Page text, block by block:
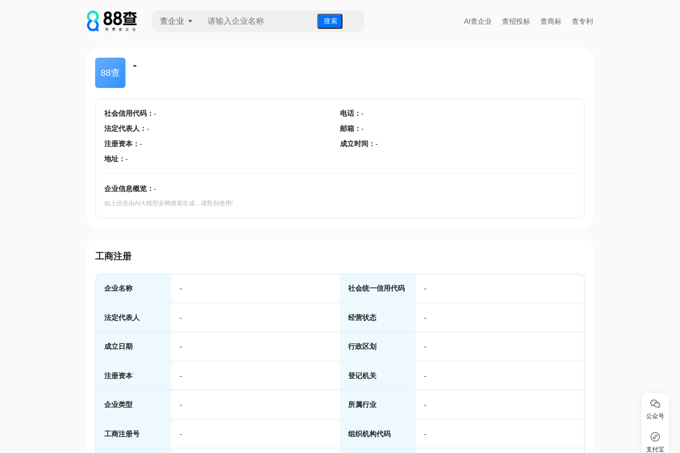
查企业 搜 索 AI查企业 查招投标 查商标 查专利
88查
-
社会信用代码： - 电话： -
法定代表人 ： - 邮箱 ： -
注册资本： - 成立时间 ： -
地址： -
企业信息概览： -
如上信息由AI大模型全网搜索生成，请甄别使用!
工商注册
企业名称 - 社会统一信用代码 -
法定代表人 - 经营状态 -
成立日期 - 行政区划 -
注册资本 - 登记机关 -
企业类型 - 所属行业 -
工商注册号 - 组织机构代码 -
公众号
支付宝